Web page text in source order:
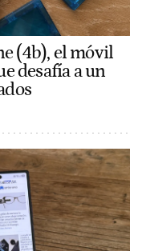
(4b), el móvil
desafía a un